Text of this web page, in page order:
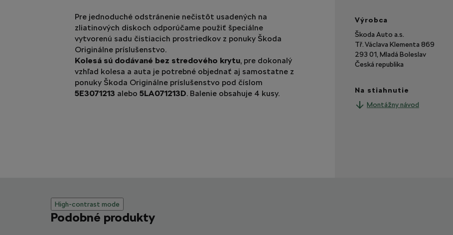
Pre jednoduché odstránenie nečistôt usadených na
zliatinových diskoch odporúčame použiť špeciálne
vytvorenú sadu čistiacich prostriedkov z ponuky Škoda
Originálne príslušenstvo.
Kolesá sú dodávané bez stredového krytu, pre dokonalý
vzhľad kolesa a auta je potrebné objednať aj samostatne z
ponuky Škoda Originálne príslušenstvo pod číslom
5E3071213 alebo 5LA071213D. Balenie obsahuje 4 kusy.
Výrobca
Škoda Auto a.s.
Tř. Václava Klementa 869
293 01, Mladá Boleslav
Česká republika
Na stiahnutie
Montážny návod
High-contrast mode
Podobné produkty